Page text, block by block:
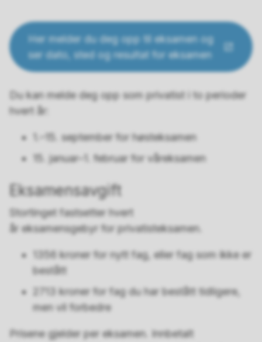
Her melder du deg opp til eksamen og
ser dato, sted og resultat for eksamen
Du kan melde deg opp som privatist i to perioder
hvert år:
1.–15. september for høsteksamen
15. januar–1. februar for våreksamen
Eksamensavgift
Stortinget fastsetter hvert
år eksamensgebyr for privatisteksamen.
1356 kroner for nytt fag, eller fag som ikke er
bestått
2713 kroner for fag du har bestått tidligere,
men vil forbedre
Prisene gjelder per eksamen. Innbetalt